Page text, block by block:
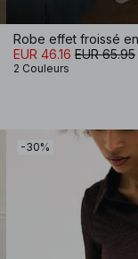
EUR 46.16 EUR 65.95
2 Couleurs
-30%